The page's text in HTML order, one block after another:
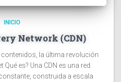
INICIO
Network (CDN)
contenidos, la última revolución
es? Una CDN es una red
construida a escala